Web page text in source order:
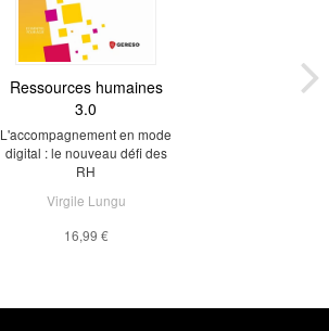
Ressources humaines
3.0
L'accompagnement en mode
digital : le nouveau défi des
RH
Virgile Lungu
16,99 €